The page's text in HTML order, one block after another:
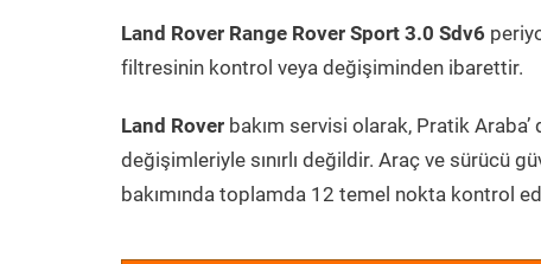
Land Rover Range Rover Sport 3.0 Sdv6
filtresinin kontrol veya değişiminden ibarettir.
Land Rover bakım servisi olarak, Pratik Araba’
değişimleriyle sınırlı değildir. Araç ve sürücü
bakımında toplamda 12 temel nokta kontrol